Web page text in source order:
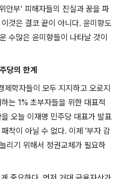
안부’ 피해자들의 진실과 꿈을 파
것은 결코 끝이 아니다. 윤미향도
수많은 윤미향들이 나타날 것이
당의 한계
학자들이 모두 지지하고 오로지
는 1% 초부자들을 위한 대표적
오늘 이재명 민주당 대표가 발표
착이 아닐 수 없다. 이제 '부자 감
리기 위해서 정권교체가 필요하